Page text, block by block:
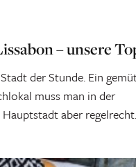
– unsere
der Stunde. Ein
muss man in der
aber regelrecht